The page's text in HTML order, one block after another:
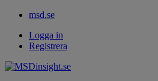
msd.se
Logga in
Registrera